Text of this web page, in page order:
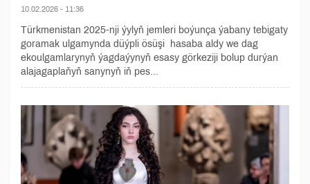
10.02.2026 - 11:36
Türkmenistan 2025-nji ýylyň jemleri boýunça ýabany tebigaty
goramak ulgamynda düýpli ösüşi hasaba aldy we dag
ekoulgamlarynyň ýagdaýynyň esasy görkeziji bolup durýan
alajagaplaňyň sanynyň iň pes...